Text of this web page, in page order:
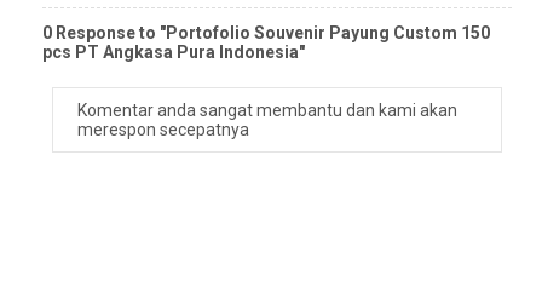
0 Response to "Portofolio Souvenir Payung Custom 150
pcs PT Angkasa Pura Indonesia"
Komentar anda sangat membantu dan kami akan
merespon secepatnya